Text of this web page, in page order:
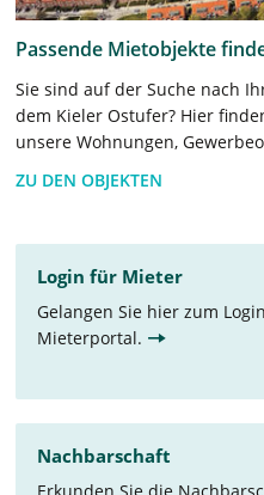
Passende Mietobjekte
Sie sind auf der Suche nach
dem Kieler Ostufer? Hier
unsere Wohnungen,
ZU DEN OBJEKTEN
Login für Mieter
Gelangen Sie hier zum
Mieterportal.
Nachbarschaft